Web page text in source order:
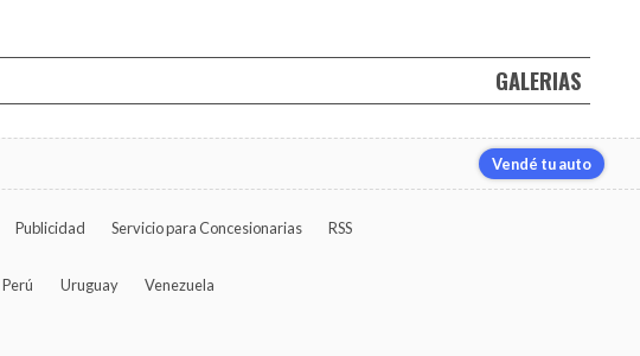
GALERIAS
Vendé tu auto
Publicidad Servicio para Concesionarias RSS
Perú Uruguay Venezuela